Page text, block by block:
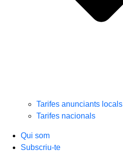
Tarifes anunciants locals
Tarifes nacionals
Qui som
Subscriu-te